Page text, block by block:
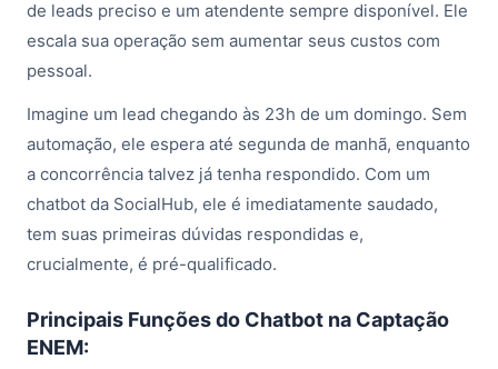
de leads preciso e um atendente sempre disponível. Ele
escala sua operação sem aumentar seus custos com
pessoal.
Imagine um lead chegando às 23h de um domingo. Sem
automação, ele espera até segunda de manhã, enquanto
a concorrência talvez já tenha respondido. Com um
chatbot da SocialHub, ele é imediatamente saudado,
tem suas primeiras dúvidas respondidas e,
crucialmente, é pré-qualificado.
Principais Funções do Chatbot na Captação
ENEM: